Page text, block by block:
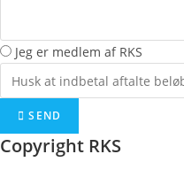
Jeg er medlem af RKS
SEND
Copyright RKS